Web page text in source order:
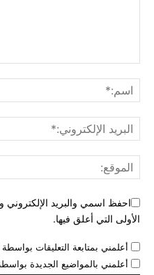
احفظ اسمي والبريد
الأولى التي أعلق فيها.
أعلمني بمتابعة التعليقات بواسطة
أعلمني بالمواضيع الجديدة بواسطة